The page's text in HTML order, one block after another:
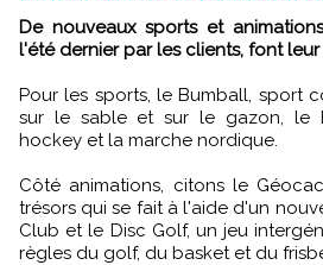
De nouveaux sports et animations, testés et approuvés
l'été dernier par les clients, font
Pour les sports, le Bumball, sport
sur le sable et sur le gazon, le
hockey et la marche nordique.
Côté animations, citons le
trésors qui se fait à l'aide d'un
Club et le Disc Golf, un jeu
règles du golf, du basket et du